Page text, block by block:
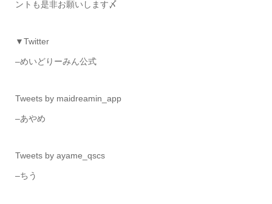
ントも是非お願いします〆
▼Twitter
–めいどりーみん公式
Tweets by maidreamin_app
–あやめ
Tweets by ayame_qscs
–ちう